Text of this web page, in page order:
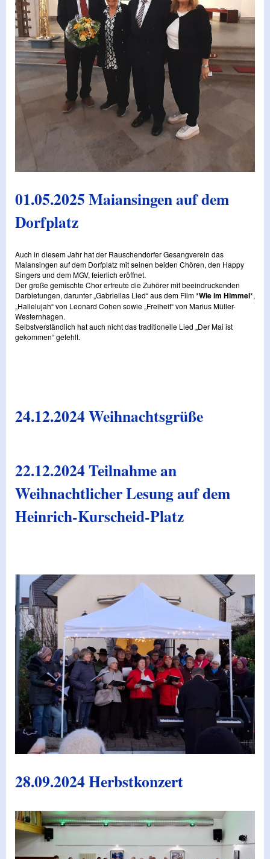
01.05.2025 Maiansingen auf dem
Dorfplatz
Auch in diesem Jahr hat der Rauschendorfer Gesangverein das
Maiansingen auf dem Dorfplatz mit seinen beiden Chören, den Happy
Singers und dem MGV, feierlich eröffnet.
Der große gemischte Chor erfreute die Zuhörer mit beeindruckenden
Darbietungen, darunter „Gabriellas Lied“ aus dem Film *Wie im Himmel*,
„Hallelujah“ von Leonard Cohen sowie „Freiheit“ von Marius Müller-
Westernhagen.
Selbstverständlich hat auch nicht das traditionelle Lied „Der Mai ist
gekommen“ gefehlt.
24.12.2024 Weihnachtsgrüße
22.12.2024 Teilnahme an
Weihnachtlicher Lesung auf dem
Heinrich-Kurscheid-Platz
28.09.2024 Herbstkonzert